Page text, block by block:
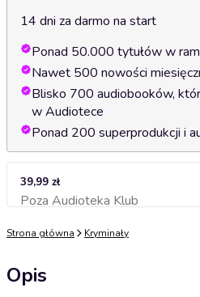
14 dni za darmo na start
Ponad 50.000 tytułów w
Nawet 500 nowości
Blisko 700 audiobooków,
w Audiotece
Ponad 200 superprodukcji i
39,99 zł
Poza Audioteka KlubDodaj do
Strona główna Kryminały
Opis